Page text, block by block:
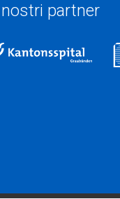
partner